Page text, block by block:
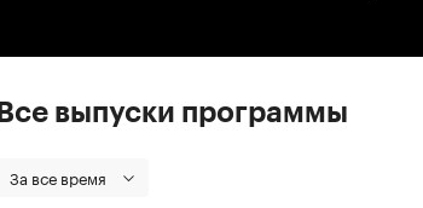
Все выпуски программы
За все время